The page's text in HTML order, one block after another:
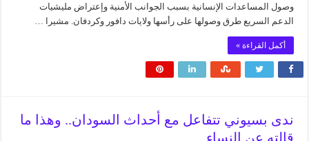
وصول المساعدات الإنسانية بسبب الجوانب الأمنية وإعتراض مليشيات
الدعم السريع طرق وصولها على رأسها ولايات دافور وكردفان. مشيرا …
أكمل القراءة »
ندى بسيوني تتفاعل مع أحداث السودان.. وهذا ما
قالته عن النساء